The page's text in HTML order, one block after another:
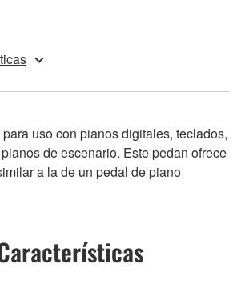
uso con pianos digitales, teclados,
de escenario. Este pedan ofrece
a la de un pedal de piano